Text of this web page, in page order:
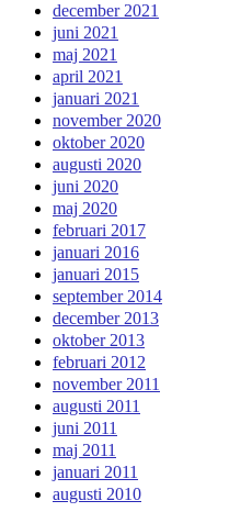
december 2021
juni 2021
maj 2021
april 2021
januari 2021
november 2020
oktober 2020
augusti 2020
juni 2020
maj 2020
februari 2017
januari 2016
januari 2015
september 2014
december 2013
oktober 2013
februari 2012
november 2011
augusti 2011
juni 2011
maj 2011
januari 2011
augusti 2010